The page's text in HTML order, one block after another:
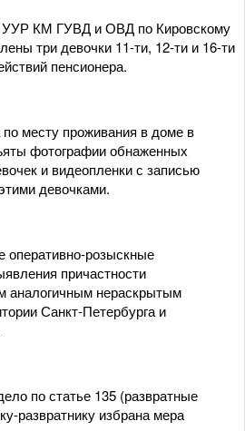
УУР КМ ГУВД и ОВД по Кировскому
три девочки 11-ти, 12-ти и 16-ти
пенсионера.
месту проживания в доме в
фотографии обнаженных
и видеопленки с записью
девочками.
оперативно-розыскные
причастности
аналогичным нераскрытым
Санкт-Петербурга и
по статье 135 (развратные
развратнику избрана мера